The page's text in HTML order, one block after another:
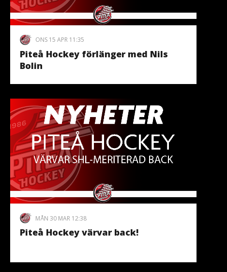
ONS 15 APR 11:35
Piteå Hockey förlänger med Nils
Bolin
MÅN 30 MAR 12:38
Piteå Hockey värvar back!